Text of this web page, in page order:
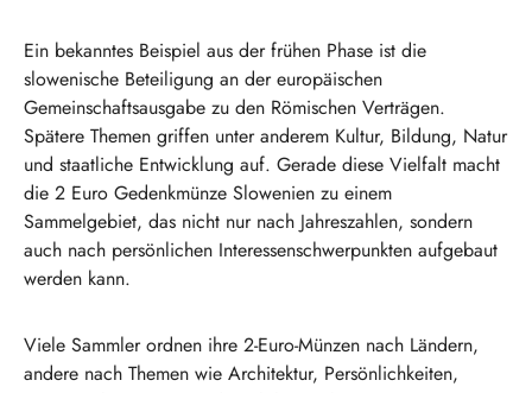
Ein bekanntes Beispiel aus der frühen Phase ist die
slowenische Beteiligung an der europäischen
Gemeinschaftsausgabe zu den Römischen Verträgen.
Spätere Themen griffen unter anderem Kultur, Bildung, Natur
und staatliche Entwicklung auf. Gerade diese Vielfalt macht
die 2 Euro Gedenkmünze Slowenien zu einem
Sammelgebiet, das nicht nur nach Jahreszahlen, sondern
auch nach persönlichen Interessenschwerpunkten aufgebaut
werden kann.
Viele Sammler ordnen ihre 2-Euro-Münzen nach Ländern,
andere nach Themen wie Architektur, Persönlichkeiten,